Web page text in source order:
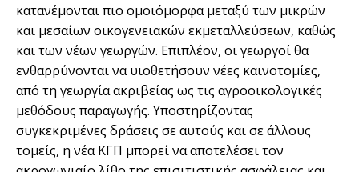
κατανέμονται πιο ομοιόμορφα μεταξύ των μικρών
και μεσαίων οικογενειακών εκμεταλλεύσεων, καθώς
και των νέων γεωργών. Επιπλέον, οι γεωργοί θα
ενθαρρύνονται να υιοθετήσουν νέες καινοτομίες,
από τη γεωργία ακριβείας ως τις αγροοικολογικές
μεθόδους παραγωγής. Υποστηρίζοντας
συγκεκριμένες δράσεις σε αυτούς και σε άλλους
τομείς, η νέα ΚΓΠ μπορεί να αποτελέσει τον